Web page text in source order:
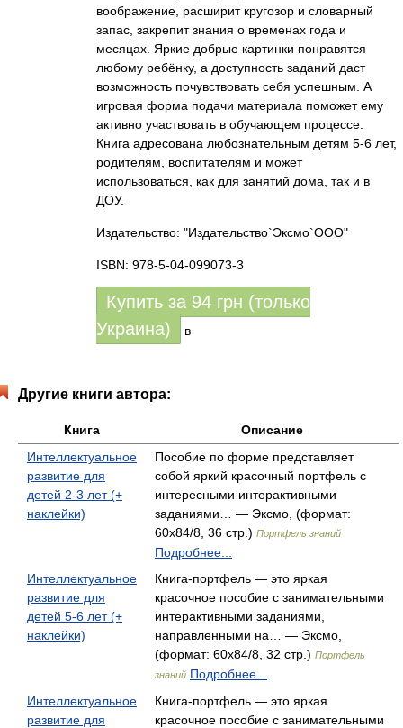
воображение, расширит кругозор и словарный
запас, закрепит знания о временах года и
месяцах. Яркие добрые картинки понравятся
любому ребёнку, а доступность заданий даст
возможность почувствовать себя успешным. А
игровая форма подачи материала поможет ему
активно участвовать в обучающем процессе.
Книга адресована любознательным детям 5-6 лет,
родителям, воспитателям и может
использоваться, как для занятий дома, так и в
ДОУ.
Издательство: "Издательство`Эксмо`ООО"
ISBN: 978-5-04-099073-3
Купить за 94 грн (только
Украина)
в
Другие книги автора:
Книга
Описание
Интеллектуальное
развитие для
детей 2-3 лет (+
наклейки)
Пособие по форме представляет
собой яркий красочный портфель с
интересными интерактивными
заданиями… — Эксмо, (формат:
60x84/8, 36 стр.) Портфель знаний
Подробнее...
Интеллектуальное
развитие для
детей 5-6 лет (+
наклейки)
Книга-портфель — это яркая
красочное пособие с занимательными
интерактивными заданиями,
направленными на… — Эксмо,
(формат: 60x84/8, 32 стр.) Портфель
знаний Подробнее...
Интеллектуальное
развитие для
Книга-портфель — это яркая
красочное пособие с занимательными